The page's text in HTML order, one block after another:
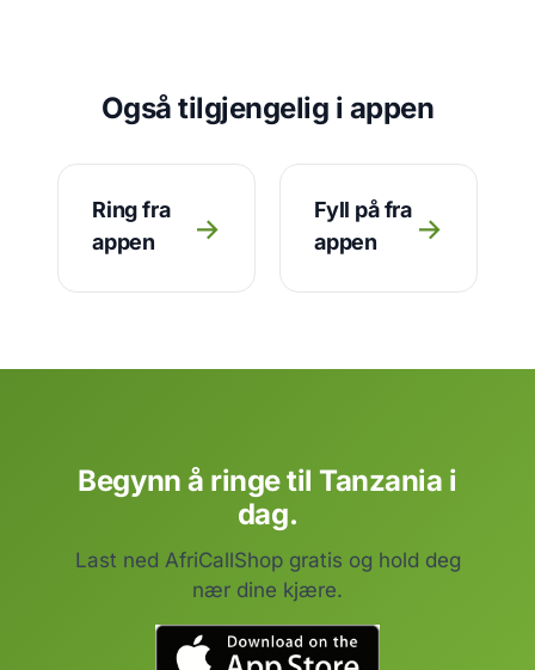
Også tilgjengelig i appen
Ring fra
appen
→
Fyll på fra
appen
→
Begynn å ringe til Tanzania i
dag.
Last ned AfriCallShop gratis og hold deg
nær dine kjære.